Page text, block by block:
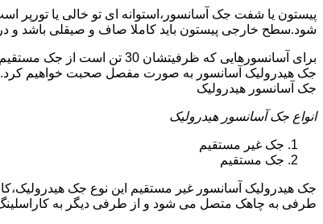
پیستون یا شفت جک آسانسور،استوانه ای تو خالی یا
شود.سطح خارجی پیستون باید کاملا صاف و صیقلی باشد و
جک هیدرولیک آسانسور به صورت مفصل صحبت خواهیم کرد.
جک آسانسور هیدرولیک
انواع جک آسانسور هیدرولیک
جک غیر مستقیم
جک مستقیم
جک هیدرولیک آسانسور غیر مستقیم این نوع جک
طرفی به چاهک متصل می شود و از طرفی دیگر به